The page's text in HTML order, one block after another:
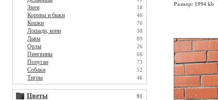
Змеи 18
Коровы и быки 46
Кошки 76
Лошади, кони 38
Львы 89
Орлы 26
Пингвины 66
Попугаи 73
Собаки 52
Тигры 46
Цветы 91
Размер: 1994 kb